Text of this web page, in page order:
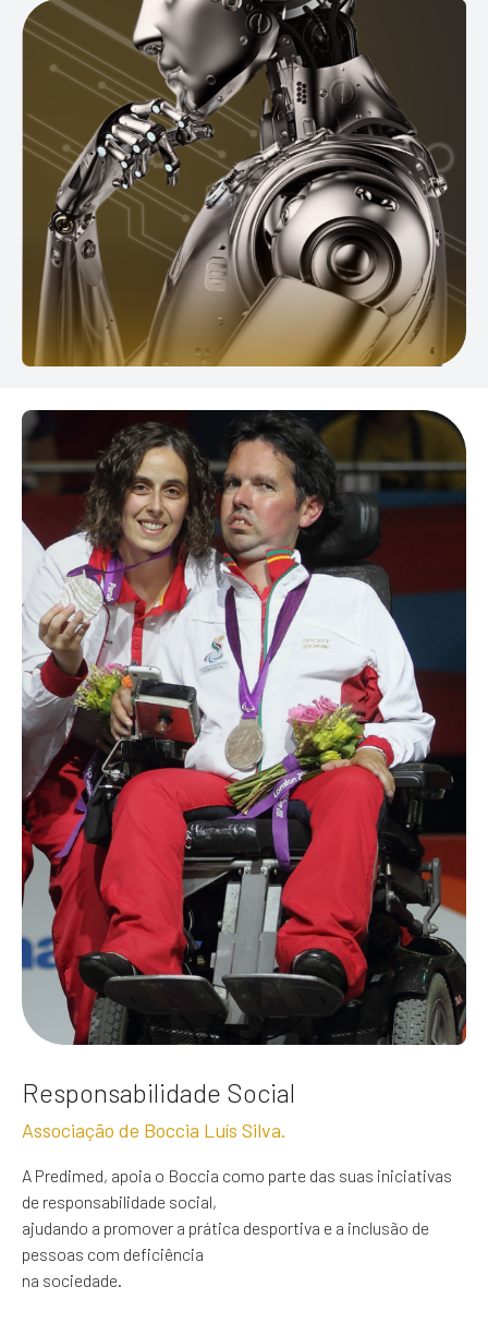
Responsabilidade Social
Associação de Boccia Luís Silva.
A Predimed, apoia o Boccia como parte das suas iniciativas
de responsabilidade social,
ajudando a promover a prática desportiva e a inclusão de
pessoas com deficiência
na sociedade.